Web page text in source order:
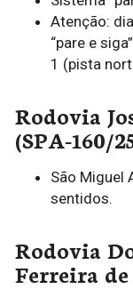
Atenção:
“pare e
1 (pista
Rodovia
(SPA-160/
São Miguel
sentidos.
Rodovia
Ferreira